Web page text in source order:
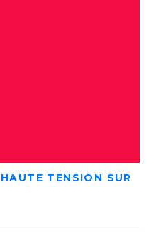
TENSION SUR